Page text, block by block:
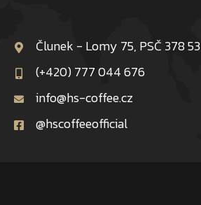
Člunek - Lomy 75, PSČ 378 53
(+420) 777 044 676
info@hs-coffee.cz
@hscoffeeofficial